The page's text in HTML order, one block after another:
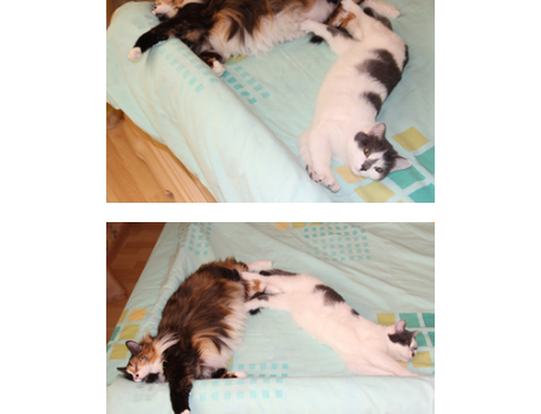
Нервотрёпка
v.i.p.
15 марта 2015 OlikANDpets
Молодец ты, Юля! У тебя столько подопечных и на
всех хватает времени и любви.
Я бы так не смогла!
Нервотрёпка
v.i.p.
15 марта 2015 OlikANDpets